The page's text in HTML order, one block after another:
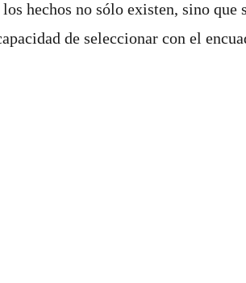
hechos no sólo existen, sino que
de seleccionar con el